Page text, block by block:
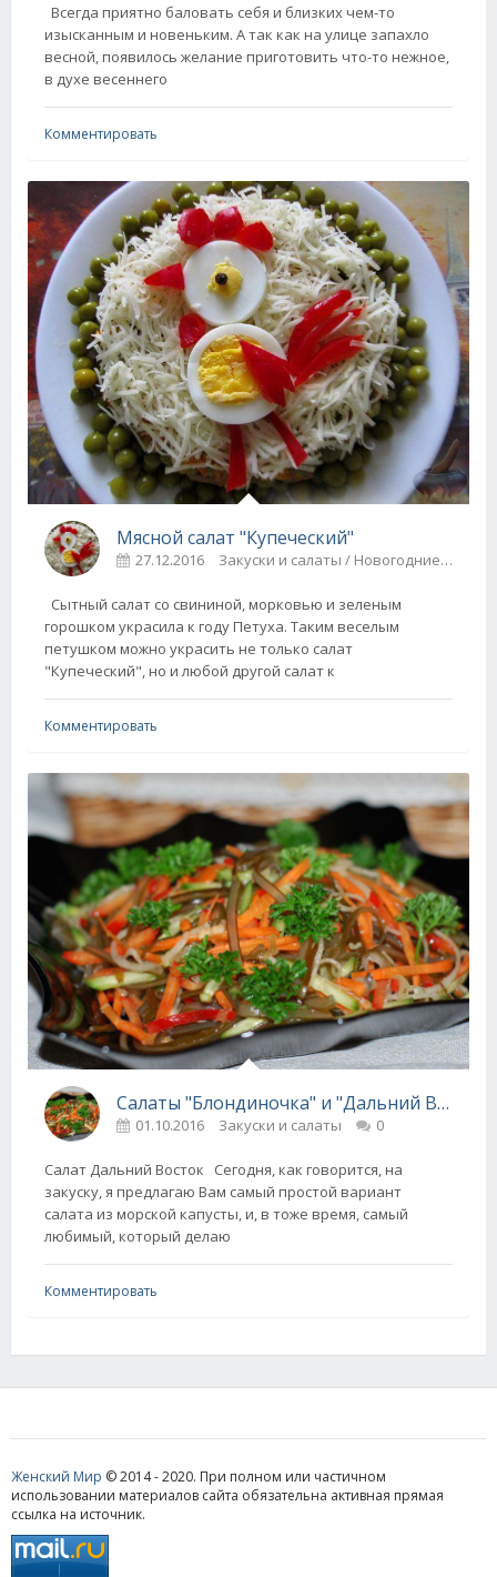
Всегда приятно баловать себя и близких чем-то
изысканным и новеньким. А так как на улице запахло
весной, появилось желание приготовить что-то нежное,
в духе весеннего
Комментировать
Мясной салат "Купеческий"
27.12.2016 Закуски и салаты / Новогодние рецепты
Сытный салат со свининой, морковью и зеленым
горошком украсила к году Петуха. Таким веселым
петушком можно украсить не только салат
"Купеческий", но и любой другой салат к
Комментировать
Салаты "Блондиночка" и "Дальний Восток"
01.10.2016 Закуски и салаты 0
Салат Дальний Восток Сегодня, как говорится, на
закуску, я предлагаю Вам самый простой вариант
салата из морской капусты, и, в тоже время, самый
любимый, который делаю
Комментировать
Женский Мир © 2014 - 2020. При полном или частичном
использовании материалов сайта обязательна активная прямая
ссылка на источник.